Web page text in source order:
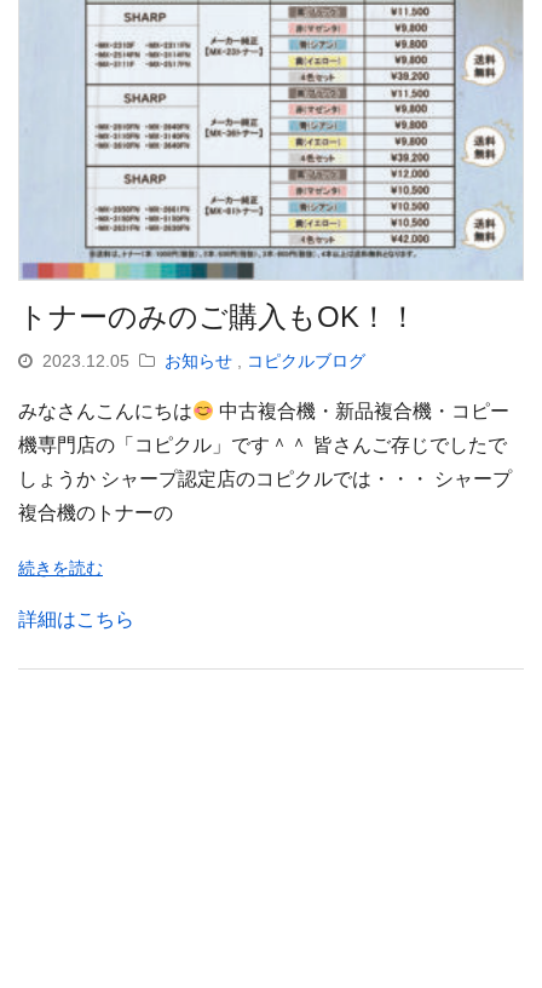
トナーのみのご購入もOK！！
2023.12.05 お知らせ コピクルブログ
みなさんこんにちは
中古複合機・新品複合機・コピー
機専門店の「コピクル」です＾＾ 皆さんご存じでしたで
しょうか シャープ認定店のコピクルでは・・・ シャープ
複合機のトナーの
続きを読む
詳細はこちら